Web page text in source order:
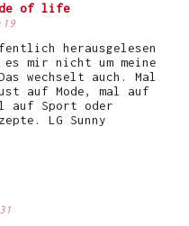
of life
herausgelesen
mir nicht um meine
wechselt auch. Mal
auf Mode, mal auf
auf Sport oder
LG Sunny